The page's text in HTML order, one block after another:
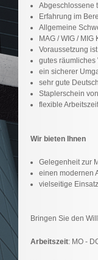
Abgeschlossene
Erfahrung im
Allgemeine
MAG / WIG / MIG
Voraussetzung
gutes räumliches
ein sicherer
sehr gute
Staplerschein von
flexible
Wir bieten Ihnen
Gelegenheit zur
einen modernen
vielseitige
Bringen Sie den
Arbeitszeit: MO -